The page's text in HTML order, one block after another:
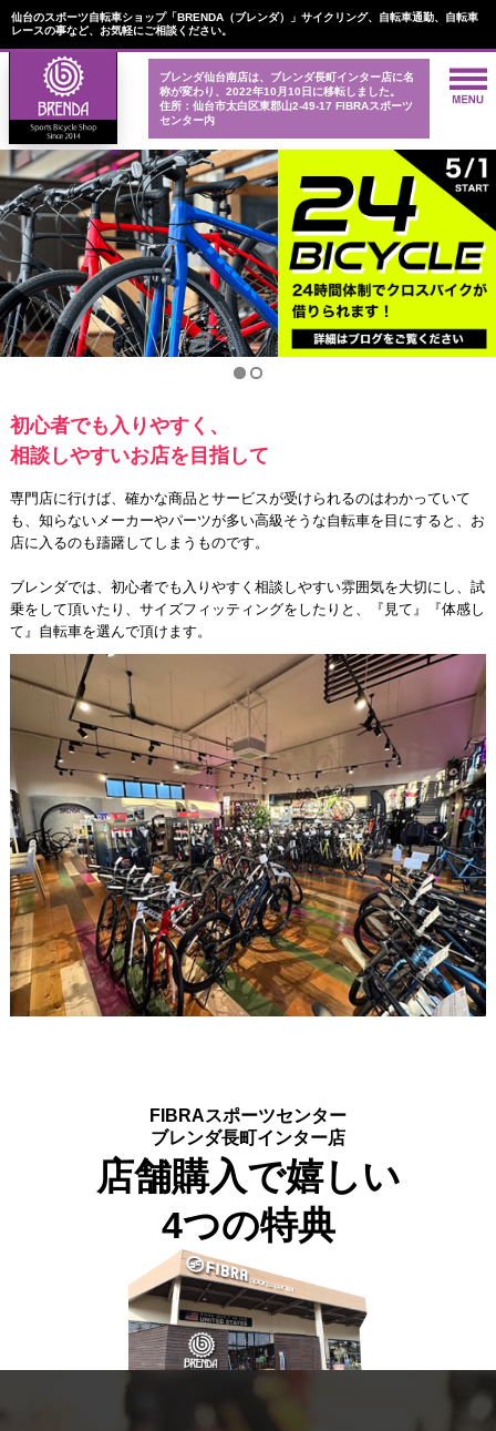
仙台のスポーツ自転車ショップ「BRENDA（ブレンダ）」サイクリング、自転車通勤、自転車
レースの事など、お気軽にご相談ください。
ブレンダ仙台南店は、ブレンダ長町インター店に名
称が変わり、2022年10月10日に移転しました。
住所：仙台市太白区東郡山2-49-17 FIBRAスポーツ
センター内
初心者でも入りやすく、
相談しやすいお店を目指して
専門店に行けば、確かな商品とサービスが受けられるのはわかっていて
も、知らないメーカーやパーツが多い高級そうな自転車を目にすると、お
店に入るのも躊躇してしまうものです。
ブレンダでは、初心者でも入りやすく相談しやすい雰囲気を大切にし、試
乗をして頂いたり、サイズフィッティングをしたりと、『見て』『体感し
て』自転車を選んで頂けます。
FIBRAスポーツセンター
ブレンダ長町インター店
店舗購入で嬉しい
4つの特典